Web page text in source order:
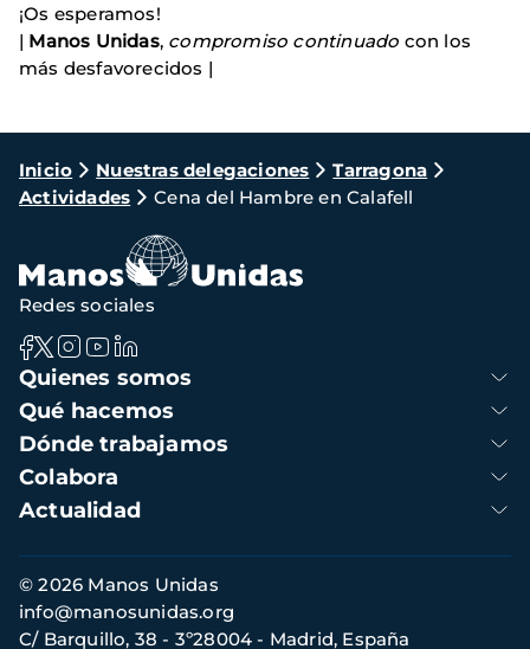
¡Os esperamos!
| Manos Unidas, compromiso continuado con los
más desfavorecidos |
Ruta
de
navegación
Inicio Nuestras delegaciones
Tarragona
Actividades
Cena del Hambre en Calafell
Navegación
principal
Quienes somos
Qué hacemos
Dónde trabajamos
Colabora
Actualidad
Redes sociales
Información
de
contacto
© 2026 Manos Unidas
C/ Barquillo, 38 - 3º28004 - Madrid, España
info@manosunidas.org